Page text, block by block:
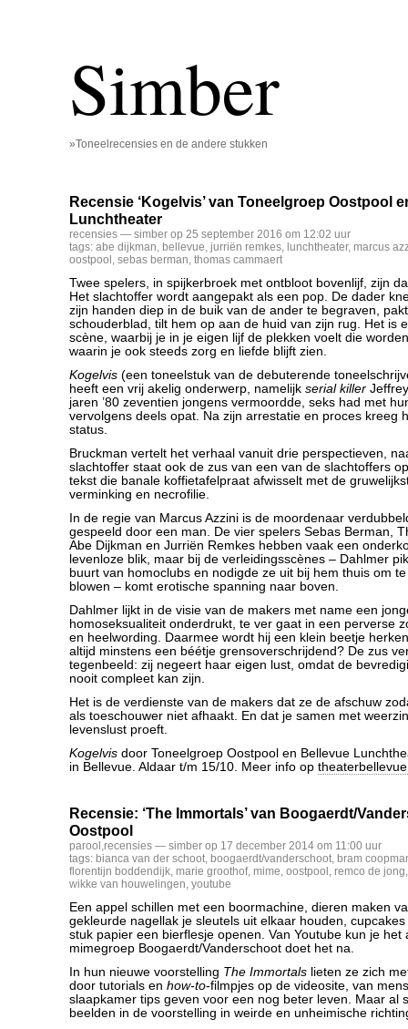
Simber
»Toneelrecensies en de andere stukken
Recensie ‘Kogelvis’ van Toneelgroep Oostpool
Lunchtheater
recensies — simber op 25 september 2016 om 12:02 uur
tags: abe dijkman, bellevue, jurriën remkes, lunchtheater, marcus
oostpool , sebas berman, thomas cammaert
Twee spelers, in spijkerbroek met ontbloot bovenlijf, zijn
Het slachtoffer wordt aangepakt als een pop. De dader
zijn handen diep in de buik van de ander te begraven,
schouderblad, tilt hem op aan de huid van zijn rug. Het is
scène, waarbij je in je eigen lijf de plekken voelt die
waarin je ook steeds zorg en liefde blijft zien.
Kogelvis (een toneelstuk van de debuterende
heeft een vrij akelig onderwerp, namelijk serial killer
jaren ’80 zeventien jongens vermoordde, seks had met
vervolgens deels opat. Na zijn arrestatie en proces kreeg
status.
Bruckman vertelt het verhaal vanuit drie perspectieven,
slachtoffer staat ook de zus van een van de slachtoffers
tekst die banale koffietafelpraat afwisselt met de
verminking en necrofilie.
In de regie van Marcus Azzini is de moordenaar
gespeeld door een man. De vier spelers Sebas Berman,
Abe Dijkman en Jurriën Remkes hebben vaak een
levenloze blik, maar bij de verleidingsscènes – Dahlmer
buurt van homoclubs en nodigde ze uit bij hem thuis om
blowen – komt erotische spanning naar boven.
Dahlmer lijkt in de visie van de makers met name een
homoseksualiteit onderdrukt, te ver gaat in een perverse
en heelwording. Daarmee wordt hij een klein beetje
altijd minstens een béétje grensoverschrijdend? De zus
tegenbeeld: zij negeert haar eigen lust, omdat de
nooit compleet kan zijn.
Het is de verdienste van de makers dat ze de afschuw
als toeschouwer niet afhaakt. En dat je samen met
levenslust proeft.
Kogelvis door Toneelgroep Oostpool en Bellevue
in Bellevue. Aldaar t/m 15/10. Meer info op
Recensie: ‘The Immortals’ van Boogaerdt/
Oostpool
parool ,recensies — simber op 17 december 2014 om 11:00 uur
tags: bianca van der schoot, boogaerdt/vanderschoot, bram
florentijn boddendijk, marie groothof, mime, oostpool , remco de jong
wikke van houwelingen, youtube
Een appel schillen met een boormachine, dieren maken
gekleurde nagellak je sleutels uit elkaar houden,
stuk papier een bierflesje openen. Van Youtube kun je het
mimegroep Boogaerdt/Vanderschoot doet het na.
In hun nieuwe voorstelling The Immortals lieten ze zich
door tutorials en how-to-filmpjes op de videosite, van
slaapkamer tips geven voor een nog beter leven. Maar al
beelden in de voorstelling in weirde en unheimische